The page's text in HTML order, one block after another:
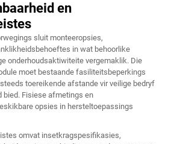
en
sluit monteeropsies,
in wat behoorlike
onderhoudsaktiwiteite vergemaklik. Die
moet bestaande fasiliteitsbeperkings
toereikende afstande vir veilige bedryf
bied. Fisiese afmetings en
opsies in hersteltoepassings
omvat insetkragspesifikasies,